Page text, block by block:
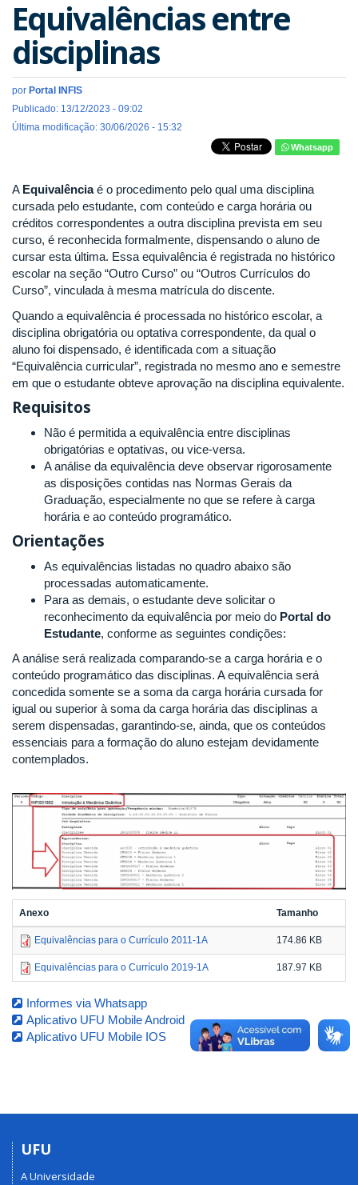
Equivalências entre
disciplinas
por Portal INFIS
Publicado: 13/12/2023 - 09:02
Última modificação: 30/06/2026 - 15:32
Whatsapp
A Equivalênciaé o procedimento pelo qual uma disciplina
cursada pelo estudante, com conteúdo e carga horária ou
créditos correspondentes a outra disciplina prevista em seu
curso, é reconhecida formalmente, dispensando o aluno de
cursar esta última. Essa equivalência é registrada no histórico
escolar na seção “Outro Curso” ou “Outros Currículos do
Curso”, vinculada à mesma matrícula do discente.
Quando a equivalência é processada no histórico escolar, a
disciplina obrigatória ou optativa correspondente, da qual o
aluno foi dispensado, é identificada com a situação
“Equivalência curricular”, registrada no mesmo ano e semestre
em que o estudante obteve aprovação na disciplina equivalente.
Requisitos
Não é permitida a equivalência entre disciplinas
obrigatórias e optativas, ou vice-versa.
A análise da equivalência deve observar rigorosamente
as disposições contidas nas Normas Gerais da
Graduação, especialmente no que se refere à carga
horária e ao conteúdo programático.
Orientações
As equivalências listadas no quadro abaixo são
processadas automaticamente.
Para as demais, o estudante deve solicitar o
reconhecimento da equivalência por meio do Portal do
Estudante, conforme as seguintes condições:
A análise será realizada comparando-se a carga horária e o
conteúdo programático das disciplinas. A equivalência será
concedida somente se a soma da carga horária cursada for
igual ou superior à soma da carga horária das disciplinas a
serem dispensadas, garantindo-se, ainda, que os conteúdos
essenciais para a formação do aluno estejam devidamente
contemplados.
Anexo Tamanho
Equivalências para o Currículo 2011-1A 174.86 KB
Equivalências para o Currículo 2019-1A 187.97 KB
Informes via Whatsapp
Aplicativo UFU Mobile Android
Aplicativo UFU Mobile IOS
UFU
A Universidade